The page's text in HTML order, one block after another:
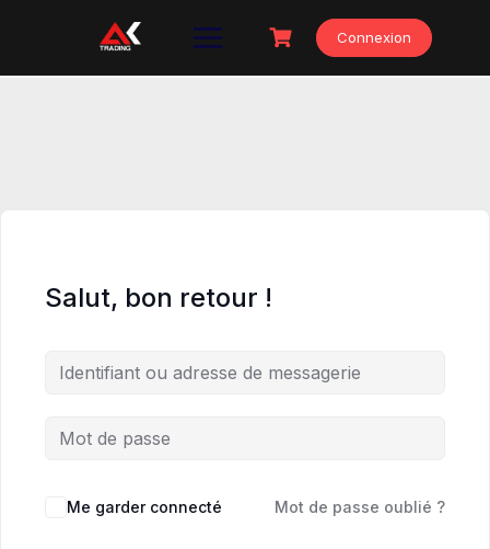
Connexion
Salut, bon retour !
Me garder connecté Mot de passe oublié ?